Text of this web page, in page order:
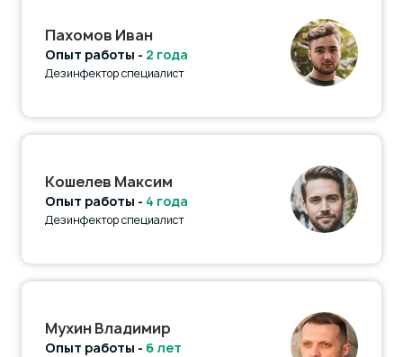
Пахомов Иван
Опыт работы - 2 года
Дезинфектор специалист
Кошелев Максим
Опыт работы - 4 года
Дезинфектор специалист
Мухин Владимир
Опыт работы - 6 лет